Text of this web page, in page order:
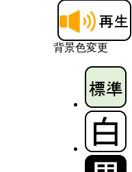
背景色変更